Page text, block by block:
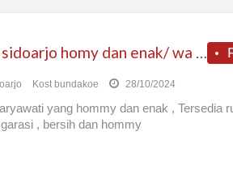
Kost sidoarjo homy dan enak/ wa 082231017490
Kost bundakoe 28/10/2024
yang hommy dan enak , Tersedia
, bersih dan hommy